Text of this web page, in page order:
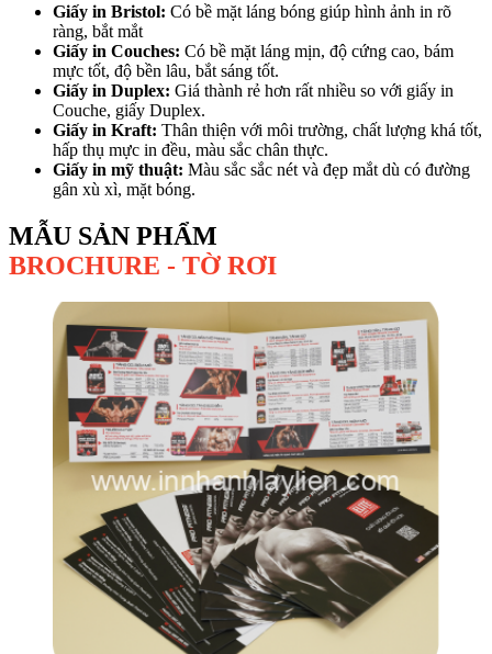
Giấy in Bristol: Có bề mặt láng bóng giúp hình ảnh in rõ
ràng, bắt mắt
Giấy in Couches: Có bề mặt láng mịn, độ cứng cao, bám
mực tốt, độ bền lâu, bắt sáng tốt.
Giấy in Duplex: Giá thành rẻ hơn rất nhiều so với giấy in
Couche, giấy Duplex.
Giấy in Kraft: Thân thiện với môi trường, chất lượng khá tốt,
hấp thụ mực in đều, màu sắc chân thực.
Giấy in mỹ thuật: Màu sắc sắc nét và đẹp mắt dù có đường
gân xù xì, mặt bóng.
MẪU SẢN PHẨM
BROCHURE - TỜ RƠI